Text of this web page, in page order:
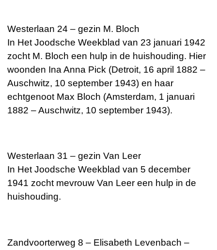
Westerlaan 24 – gezin M. Bloch
In Het Joodsche Weekblad van 23 januari 1942
zocht M. Bloch een hulp in de huishouding. Hier
woonden Ina Anna Pick (Detroit, 16 april 1882 –
Auschwitz, 10 september 1943) en haar
echtgenoot Max Bloch (Amsterdam, 1 januari
1882 – Auschwitz, 10 september 1943).
Westerlaan 31 – gezin Van Leer
In Het Joodsche Weekblad van 5 december
1941 zocht mevrouw Van Leer een hulp in de
huishouding.
Zandvoorterweg 8 – Elisabeth Levenbach –